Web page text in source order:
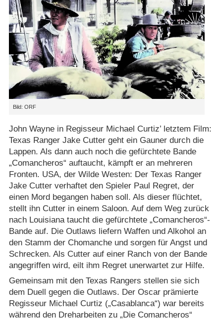
Bild: ORF
John Wayne in Regisseur Michael Curtiz’ letztem Film:
Texas Ranger Jake Cutter geht ein Gauner durch die
Lappen. Als dann auch noch die gefürchtete Bande
„Comancheros“ auftaucht, kämpft er an mehreren
Fronten. USA, der Wilde Westen: Der Texas Ranger
Jake Cutter verhaftet den Spieler Paul Regret, der
einen Mord begangen haben soll. Als dieser flüchtet,
stellt ihn Cutter in einem Saloon. Auf dem Weg zurück
nach Louisiana taucht die gefürchtete „Comancheros“-
Bande auf. Die Outlaws liefern Waffen und Alkohol an
den Stamm der Chomanche und sorgen für Angst und
Schrecken. Als Cutter auf einer Ranch von der Bande
angegriffen wird, eilt ihm Regret unerwartet zur Hilfe.
Gemeinsam mit den Texas Rangers stellen sie sich
dem Duell gegen die Outlaws. Der Oscar prämierte
Regisseur Michael Curtiz („Casablanca“) war bereits
während den Dreharbeiten zu „Die Comancheros“